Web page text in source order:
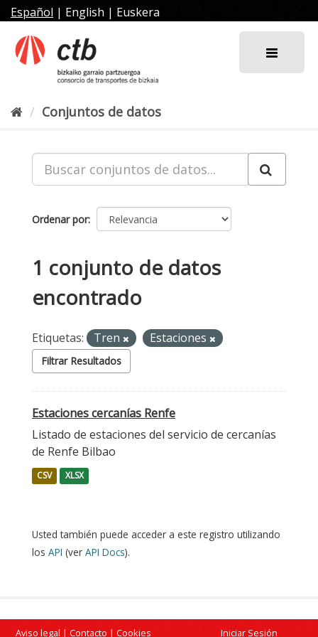
al
contenido
Español | English | Euskera
Conjuntos de datos
Ordenar por
1 conjunto de datos
encontrado
Etiquetas: Tren Estaciones
Filtrar Resultados
Estaciones cercanías Renfe
Listado de estaciones del servicio de cercanías
de Renfe Bilbao
CSV XLSX
Usted también puede acceder a este registro utilizando
los API (ver API Docs).
Aviso legal | Contacto | Cookies Iniciar Sesión